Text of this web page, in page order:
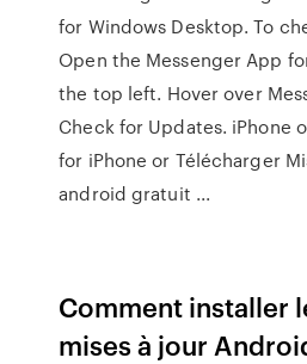
for Windows Desktop. To
Open the Messenger App
the top left. Hover over
Check for Updates. iPhone
for iPhone or Télécharger
android gratuit ...
Comment installer
mises à jour